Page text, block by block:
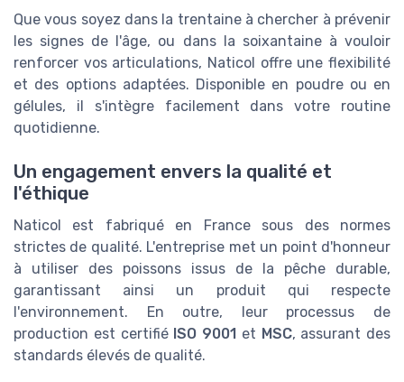
Que vous soyez dans la trentaine à chercher à prévenir
les signes de l'âge, ou dans la soixantaine à vouloir
renforcer vos articulations, Naticol offre une flexibilité
et des options adaptées. Disponible en poudre ou en
gélules, il s'intègre facilement dans votre routine
quotidienne.
Un engagement envers la qualité et
l'éthique
Naticol est fabriqué en France sous des normes
strictes de qualité. L'entreprise met un point d'honneur
à utiliser des poissons issus de la pêche durable,
garantissant ainsi un produit qui respecte
l'environnement. En outre, leur processus de
production est certifié ISO 9001 et MSC, assurant des
standards élevés de qualité.